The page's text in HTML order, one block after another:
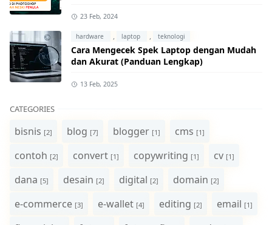
23 Feb, 2024
hardware , laptop , teknologi
Cara Mengecek Spek Laptop dengan Mudah
dan Akurat (Panduan Lengkap)
13 Feb, 2025
CATEGORIES
bisnis [2] blog [7] blogger [1] cms [1]
contoh [2] convert [1] copywriting [1] cv [1]
dana [5] desain [2] digital [2] domain [2]
e-commerce [3] e-wallet [4] editing [2] email [1]